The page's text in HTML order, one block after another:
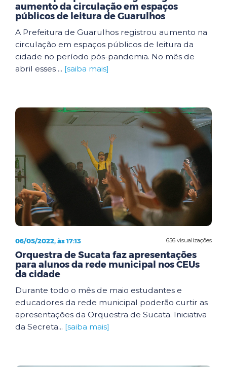
aumento da circulação em espaços
públicos de leitura de Guarulhos
A Prefeitura de Guarulhos registrou aumento na
circulação em espaços públicos de leitura da
cidade no período pós-pandemia. No mês de
abril esses ... [saiba mais]
656 visualizações
06/05/2022, às 17:13
Orquestra de Sucata faz apresentações
para alunos da rede municipal nos CEUs
da cidade
Durante todo o mês de maio estudantes e
educadores da rede municipal poderão curtir as
apresentações da Orquestra de Sucata. Iniciativa
da Secreta... [saiba mais]